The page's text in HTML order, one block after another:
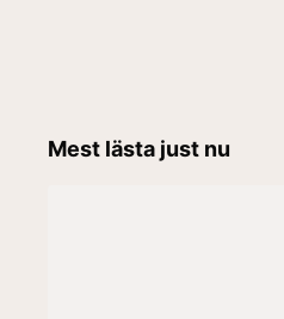
Mest lästa just nu